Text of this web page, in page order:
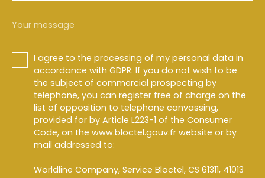
Your message
I agree to the processing of my personal data in
accordance with GDPR. If you do not wish to be
the subject of commercial prospecting by
telephone, you can register free of charge on the
list of opposition to telephone canvassing,
provided for by Article L223-1 of the Consumer
Code, on the www.bloctel.gouv.fr website or by
mail addressed to:
Worldline Company, Service Bloctel, CS 61311, 41013